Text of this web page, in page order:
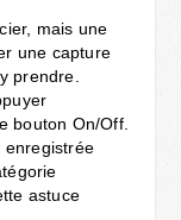
mais une
une capture
prendre.
bouton On/Off.
enregistrée
astuce